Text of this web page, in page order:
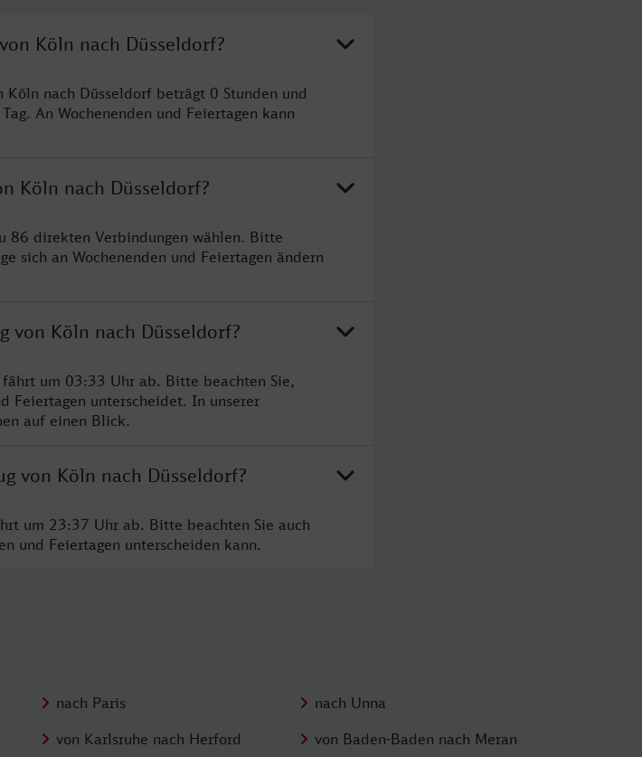
Köln nach Düsseldorf?
nach Düsseldorf beträgt 0 Stunden und
An Wochenenden und Feiertagen kann
Köln nach Düsseldorf?
86 direkten Verbindungen wählen. Bitte
sich an Wochenenden und Feiertagen ändern
von Köln nach Düsseldorf?
um 03:33 Uhr ab. Bitte beachten Sie,
Feiertagen unterscheidet. In unserer
auf einen Blick.
von Köln nach Düsseldorf?
um 23:37 Uhr ab. Bitte beachten Sie auch
und Feiertagen unterscheiden kann.
nach Paris
nach Unna
von Karlsruhe nach Herford von Baden-Baden nach Meran